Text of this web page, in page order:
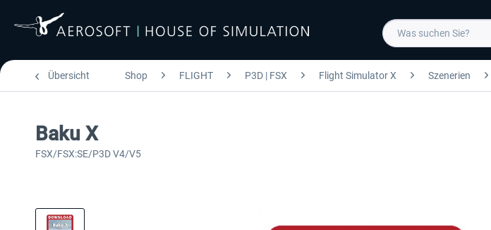
Übersicht Shop FLIGHT P3D | FSX Flight Simulator X Szenerien
Baku X
FSX/FSX:SE/P3D V4/V5